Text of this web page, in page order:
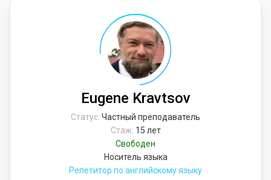
Eugene Kravtsov
Статус: Частный преподаватель
Стаж: 15 лет
Свободен
Носитель языка
Репетитор по английскому языку